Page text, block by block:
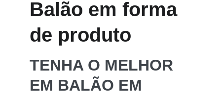
Balão em forma
de produto
TENHA O MELHOR
EM BALÃO EM